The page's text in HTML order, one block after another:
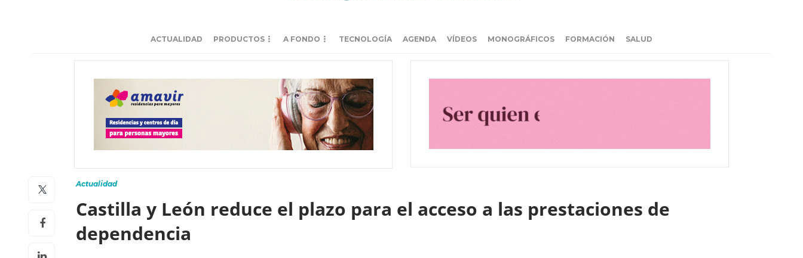
ACTUALIDAD PRODUCTOS A FONDO TECNOLOGÍA AGENDA VÍDEOS MONOGRÁFICOS FORMACIÓN SALUD
Actualidad
Castilla y León reduce el plazo para el acceso a las prestaciones de
dependencia